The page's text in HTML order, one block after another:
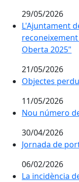
29/05/2026
L'Ajuntament
L'Ajuntament
Oberta 2025"
21/05/2026
Objectes
Objectes
11/05/2026
Nou número
Nou número
30/04/2026
Jornada de
Jornada de
06/02/2026
La incidència
La incidència